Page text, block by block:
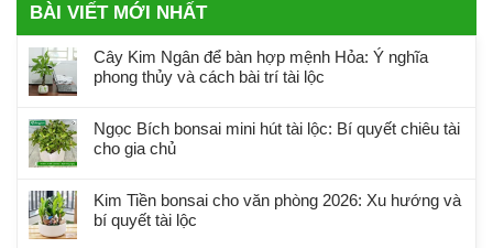
BÀI VIẾT MỚI NHẤT
Cây Kim Ngân để bàn hợp mệnh Hỏa: Ý nghĩa
phong thủy và cách bài trí tài lộc
Ngọc Bích bonsai mini hút tài lộc: Bí quyết chiêu tài
cho gia chủ
Kim Tiền bonsai cho văn phòng 2026: Xu hướng và
bí quyết tài lộc